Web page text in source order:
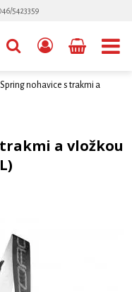
5423359
Spring nohavice s trakmi a
a vložkou